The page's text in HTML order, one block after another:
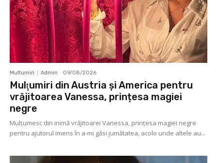
Multumiri Admin - 09/08/2026
Mulţumiri din Austria și America pentru
vrăjitoarea Vanessa, prințesa magiei
negre
Mulţumesc din inimă vrăjitoarei Vanessa, prințesa magiei negre
pentru ajutorul imens în a-mi găsi jumătatea, acolo unde altele au...